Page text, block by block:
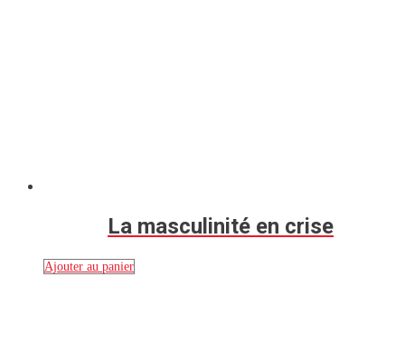
La masculinité en crise
Ajouter au panier